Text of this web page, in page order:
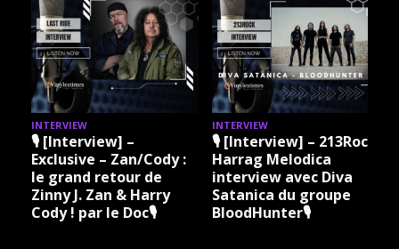
INTERVIEW
🎙 [Interview] –
Exclusive – Zan/Cody :
le grand retour de
Zinny J. Zan & Harry
Cody ! par le Doc🎙
INTERVIEW
🎙 [Interview] – 213Rock
Harrag Melodica
interview avec Diva
Satanica du groupe
BloodHunter🎙